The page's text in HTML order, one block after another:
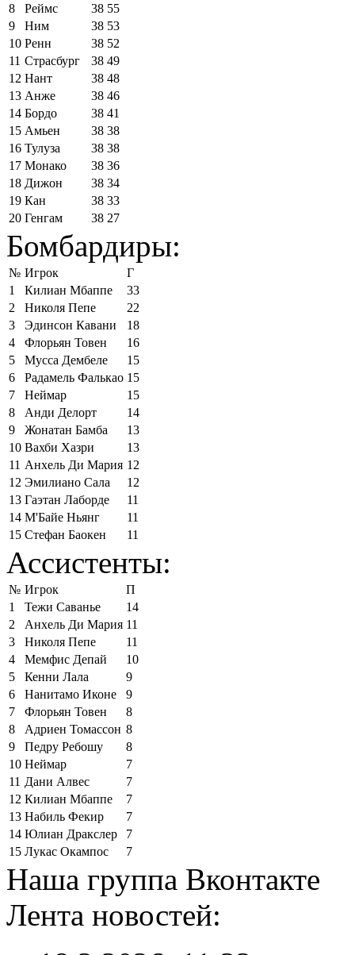
8
Реймс 38 55
9
Ним 38 53
10 Ренн 38 52
11 Страсбург 38 49
12 Нант 38 48
13 Анже 38 46
14 Бордо 38 41
15 Амьен 38 38
16 Тулуза 38 38
17 Монако 38 36
18 Дижон 38 34
19 Кан 38 33
20 Генгам 38 27
Бомбардиры:
№ Игрок
Г
1
Килиан Мбаппе
33
2
Николя Пепе
22
3
Эдинсон Кавани
18
4
Флорьян Товен
16
5
Мусса Дембеле
15
6
Радамель Фалькао 15
7
Неймар
15
8
Анди Делорт
14
9
Жонатан Бамба
13
10 Вахби Хазри
13
11 Анхель Ди Мария 12
12 Эмилиано Сала
12
13 Гаэтан Лаборде
11
14 М'Байе Ньянг
11
15 Стефан Баокен 11
Ассистенты:
№ Игрок
П
1
Тежи Саванье
14
2
Анхель Ди Мария 11
3
Николя Пепе
11
4
Мемфис Депай
10
5
Кенни Лала
9
6
Нанитамо Иконе
9
7
Флорьян Товен
8
8
Адриен Томассон 8
9
Педру Ребошу
8
10 Неймар
7
11 Дани Алвес
7
12 Килиан Мбаппе
7
13 Набиль Фекир
7
14 Юлиан Дракслер
7
15 Лукас Окампос 7
Наша группа Вконтакте
Лента новостей: